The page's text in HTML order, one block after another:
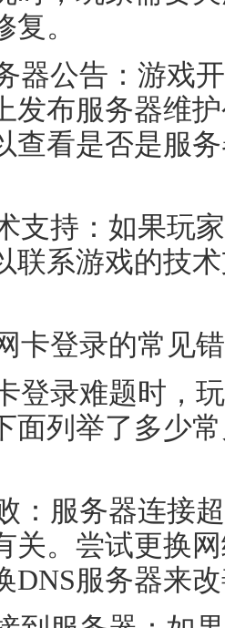
。
器公告：游戏
发布服务器维
查看是否是服
支持：如果玩
联系游戏的技
卡登录的常见
登录难题时，
面列举了多少
：服务器连接
关。尝试更换
DNS服务器来